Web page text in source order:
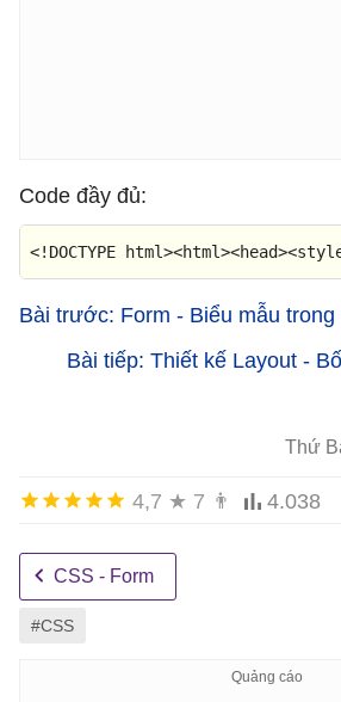
Code đầy đủ:
<!DOCTYPE html><html><head><
Bài trước: Form - Biểu mẫu trong
Bài tiếp: Thiết kế Layout -
Thứ
4,7 ★ 7 👨 4.038
CSS - Form
#CSS